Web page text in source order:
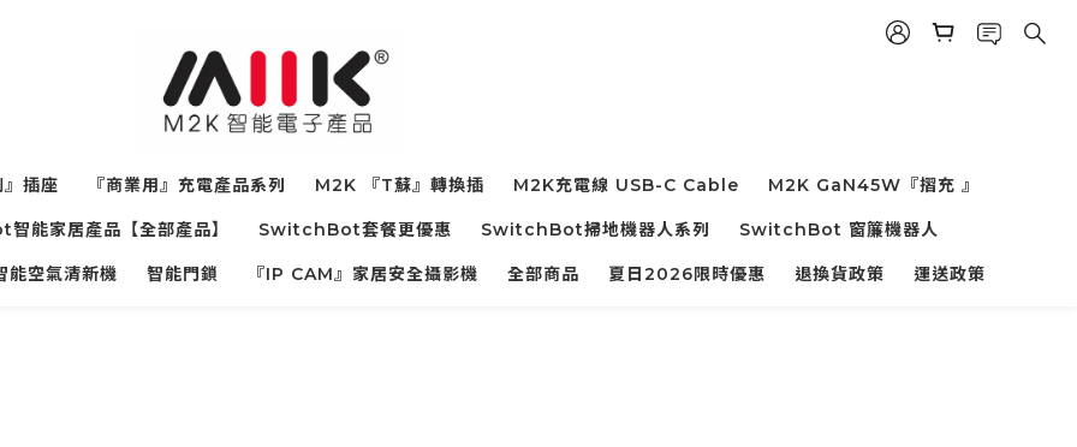
插座 『商業用』充電產品系列 M2K 『T蘇』轉換插 M2K充電線 USB-C Cable M2K GaN45W『摺充 』
能家居產品【全部產品】 SwitchBot套餐更優惠 SwitchBot掃地機器人系列 SwitchBot 窗簾機器人
空氣清新機 智能門鎖 『IP CAM』家居安全攝影機 全部商品 夏日2026限時優惠 退換貨政策 運送政策